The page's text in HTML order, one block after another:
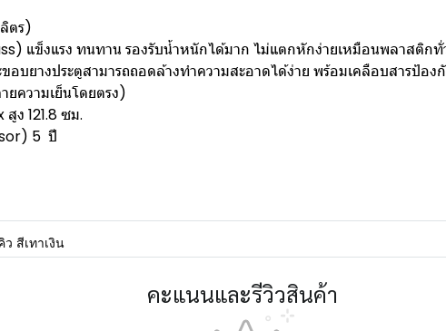
ตร)
แข็งแรง ทนทาน รองรับน้ำหนักได้มาก ไม่แตกหักง่ายเหมือนพลาสติกทั่
อบยางประตูสามารถถอดล้างทำความสะอาดได้ง่าย พร้อมเคลือบสารป้อง
ยความเย็นโดยตรง)
ง 121.8 ซม.
5 ปี
ว สีเทาเงิน
คะแนนและรีวิวสินค้า